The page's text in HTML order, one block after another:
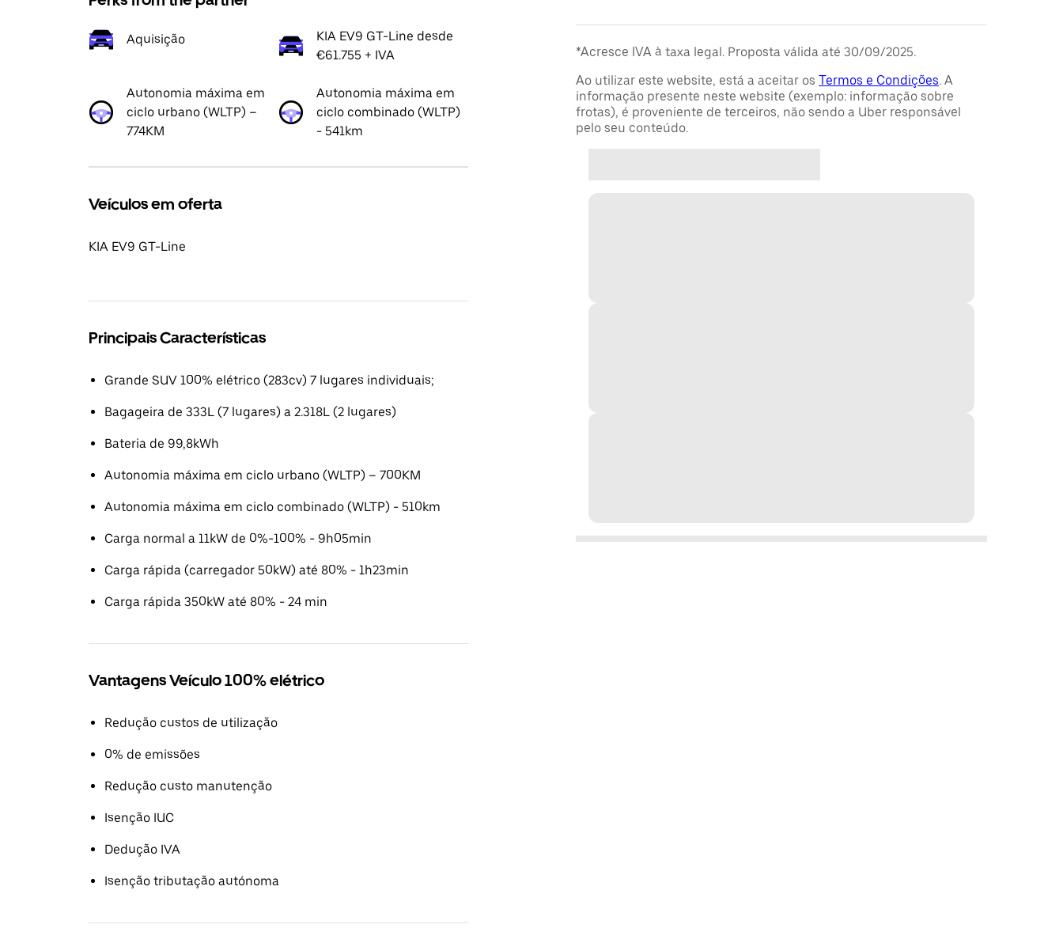
Aquisição
KIA EV9 GT-Line desde
€61.755 + IVA
Autonomia máxima em
ciclo urbano (WLTP) –
774KM
Autonomia máxima em
ciclo combinado (WLTP)
- 541km
Veículos em oferta
KIA EV9 GT-Line
Principais Características
Grande SUV 100% elétrico (283cv) 7 lugares individuais;
Bagageira de 333L (7 lugares) a 2.318L (2 lugares)
Bateria de 99,8kWh
Autonomia máxima em ciclo urbano (WLTP) – 700KM
Autonomia máxima em ciclo combinado (WLTP) - 510km
Carga normal a 11kW de 0%-100% - 9h05min
Carga rápida (carregador 50kW) até 80% - 1h23min
Carga rápida 350kW até 80% - 24 min
Vantagens Veículo 100% elétrico
Redução custos de utilização
0% de emissões
Redução custo manutenção
Isenção IUC
Dedução IVA
Isenção tributação autónoma
*Acresce IVA à taxa legal. Proposta válida até 30/09/2025.
Ao utilizar este website, está a aceitar os Termos e Condições. A
informação presente neste website (exemplo: informação sobre
frotas), é proveniente de terceiros, não sendo a Uber responsável
pelo seu conteúdo.